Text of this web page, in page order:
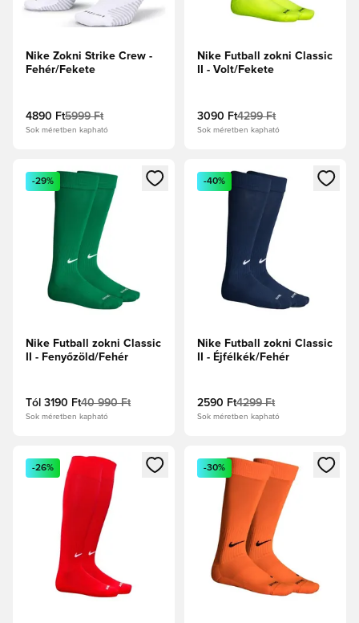
Nike Zokni Strike Crew -
Fehér/Fekete
4890 Ft5999 Ft
Sok méretben kapható
Nike Futball zokni Classic
II - Volt/Fekete
3090 Ft4299 Ft
Sok méretben kapható
Megnyit egy modált a bejelentkezéshez vagy a tagként
-29%
Nike Futball zokni Classic
II - Fenyőzöld/Fehér
Tól 3190 Ft40 990 Ft
Sok méretben kapható
Megnyit egy modált a
-40%
Nike Futball zokni Classic
II - Éjfélkék/Fehér
2590 Ft4299 Ft
Sok méretben kapható
Megnyit egy modált a bejelentkezéshez vagy a tagként
-26%
Megnyit egy modált a
-30%